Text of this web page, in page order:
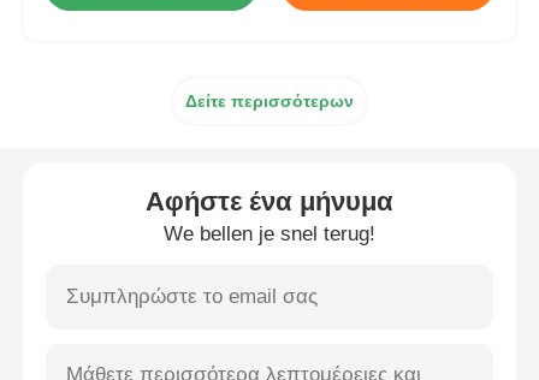
Δείτε περισσότερων
Αφήστε ένα μήνυμα
We bellen je snel terug!